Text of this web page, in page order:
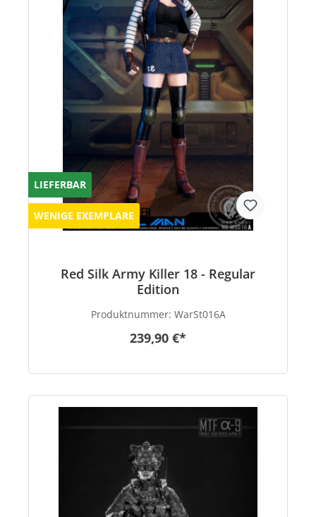
LIEFERBAR
WENIGE EXEMPLARE
Red Silk Army Killer 18 - Regular
Edition
Produktnummer: WarSt016A
239,90 €*